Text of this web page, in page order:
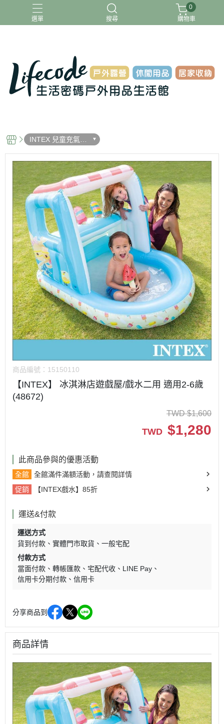
選單 搜尋
ADAMOUTDOOR G-PLUS INTEX
MOVELIFE
樂活不露
0
購物車
INTEX 兒童充氣玩
具
商品編號： 15150110
【INTEX】 冰淇淋店遊戲屋/戲水二用 適用2-6歲
(48672)
TWD $1,600
TWD $1,280
此商品參與的優惠活動
全館
全館滿件滿額活動，請查閱詳情
促銷
【INTEX戲水】85折
運送&付款
運送方式
貨到付款
實體門市取貨
一般宅配
付款方式
當面付款
轉帳匯款 宅配代收
LINE Pay
信用卡分期付款
信用卡
分享商品到
商品詳情